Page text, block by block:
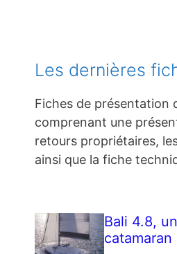
Les dernières
Fiches de présentation
comprenant une
retours propriétaires,
ainsi que la fiche
Bali 4.8,
catamaran